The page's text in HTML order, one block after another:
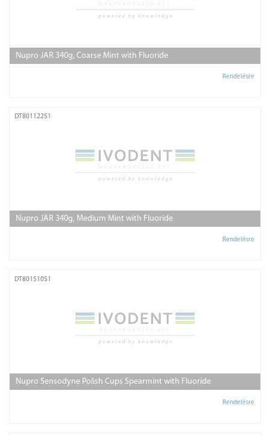
Nupro JAR 340g, Coarse Mint with Fluoride
Rendelésre
DT801122S1
Nupro JAR 340g, Medium Mint with Fluoride
Rendelésre
DT801510S1
Nupro Sensodyne Polish Cups Spearmint with Fluoride
Rendelésre